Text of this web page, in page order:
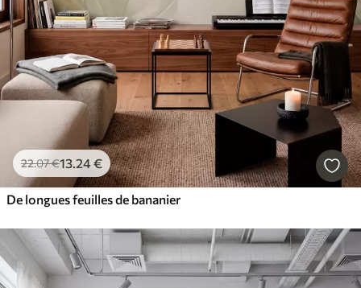
22.07€13.24€
De longues feuilles de bananier